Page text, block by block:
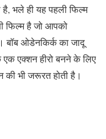
भले ही यह पहली फिल्म
फिल्म है जो आपको
बॉब ओडेनकिर्क का जादू
एक्शन हीरो बनने के लिए
की भी जरूरत होती है।